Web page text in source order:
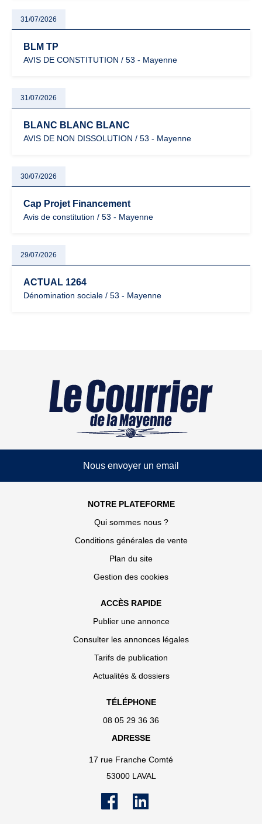
31/07/2026
BLM TP
AVIS DE CONSTITUTION / 53 - Mayenne
31/07/2026
BLANC BLANC BLANC
AVIS DE NON DISSOLUTION / 53 - Mayenne
30/07/2026
Cap Projet Financement
Avis de constitution / 53 - Mayenne
29/07/2026
ACTUAL 1264
Dénomination sociale / 53 - Mayenne
Nous envoyer un email
NOTRE PLATEFORME
Qui sommes nous ?
Conditions générales de vente
Plan du site
Gestion des cookies
ACCÈS RAPIDE
Publier une annonce
Consulter les annonces légales
Tarifs de publication
Actualités & dossiers
TÉLÉPHONE
08 05 29 36 36
ADRESSE
17 rue Franche Comté
53000 LAVAL